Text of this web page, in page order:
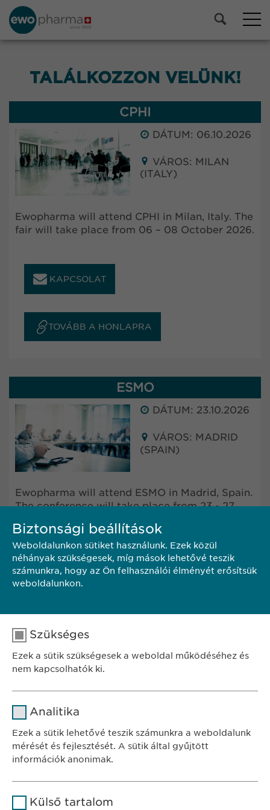
TALÁLKOZZON VELÜNK!
CPHI
DÁTUM: 06.10.2026
VÁROS: MILAN
(ITALY)
Ewopharma will attend CPHI in Milan, Italy. The
fair will take place from 06 – 08 October 2026.
KAPCSOLAT
TOVÁBB A HONLAPRA
ESMO
DÁTUM: 23.10.2026
VÁROS: MADRID
(SPAIN)
Ewopharma will attend ESMO in Madrid, Spain.
The conference will take place from 23 - 27
KAPCSOLAT
TOVÁBB A HONLAPRA
Ewopharma Hungary Kft.
1122 Budapest
Városmajor u. 13.
Biztonsági beállítások
Weboldalunkon sütiket használunk. Ezek közül
néhányak szükségesek, míg mások lehetővé teszik
számunkra, hogy az Ön felhasználói élményét erősítsük
weboldalunkon.
Szükséges
Ezek a sütik szükségesek a weboldal működéséhez és
nem kapcsolhatók ki.
Időtartam
A fehasználó sütikhez való
Analitika
Ezek a sütik lehetővé teszik számunkra a weboldalunk
mérését és fejlesztését. A sütik által gyűjtött
információk anonimak.
Külső tartalom